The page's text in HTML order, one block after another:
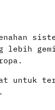
lebih
untuk